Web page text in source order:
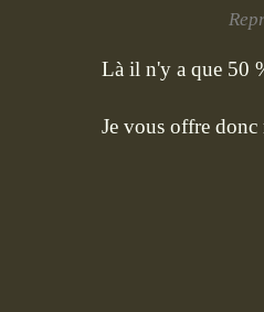
Là il n'y a que 50
Je vous offre donc